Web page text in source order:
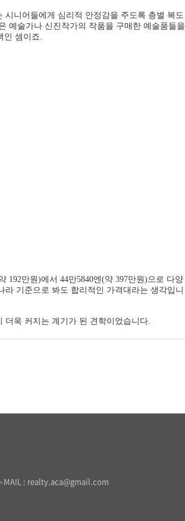
시니어들에게 심리적 안정감을 주도록 층별 복도
예술가나 신진작가의 작품을 구매한 예술품들을
인 셈이죠.
192만원)에서 44만5840엔(약 397만원)으로 다양
기준으로 봐도 합리적인 가격대라는 생각입니
더욱 커지는 계기가 된 견학이었습니다.
MAIL : realty.aca@gmail.com